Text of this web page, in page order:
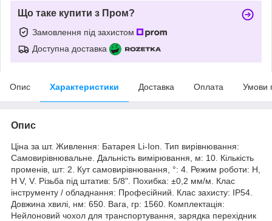
Що таке купити з Пром?
Замовлення під захистом
Доступна доставка
Опис Характеристики Доставка Оплата Умови
Опис
Ціна за шт. Живлення: Батарея Li-Ion. Тип вирівнювання:
Самовирівнювальне. Дальність вимірювання, м: 10. Кількість
променів, шт: 2. Кут самовирівнювання, °: 4. Режим роботи: H,
H V, V. Різьба під штатив: 5/8". Похибка: ±0,2 мм/м. Клас
інструменту / обладнання: Професійний. Клас захисту: IP54.
Довжина хвилі, нм: 650. Вага, гр: 1560. Комплектація:
Нейлоновий чохол для транспортування, зарядка перехідник